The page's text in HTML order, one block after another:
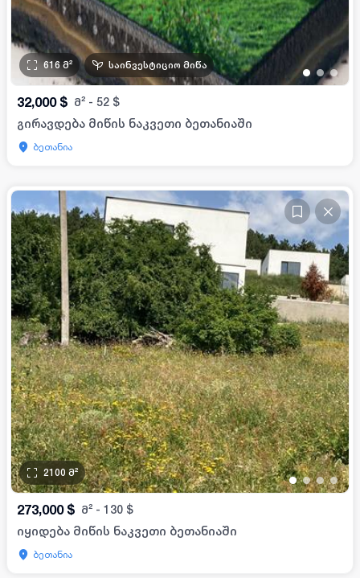
•••
616 მ² საინვესტიციო მიწა
32,000 $ მ² - 52 $
გირავდება მიწის ნაკვეთი ბეთანიაში
ბეთანია
••••
2100 მ²
273,000 $ მ² - 130 $
იყიდება მიწის ნაკვეთი ბეთანიაში
ბეთანია